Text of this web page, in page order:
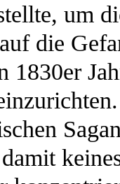
um
die
1830er